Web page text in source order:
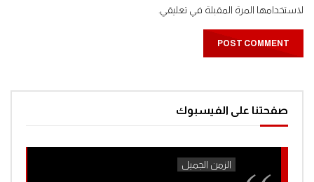
لاستخدامها المرة المقبلة في تعليقي.
صفحتنا على الفيسبوك